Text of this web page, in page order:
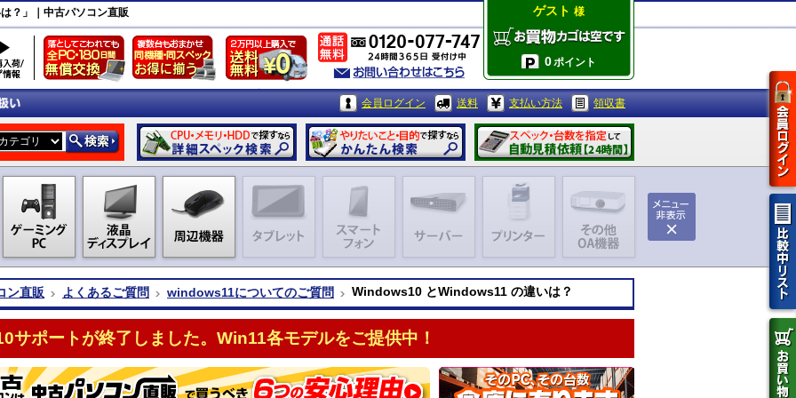
？」｜中古パソコン直販 ゲスト 様
0ポイント
会員ログイン 送料 支払い方法 領収書
ン直販 よくあるご質問 windows11についてのご質問 Windows10 とWindows11 の違いは？
サポートが終了しました。Win11各モデルをご提供中！